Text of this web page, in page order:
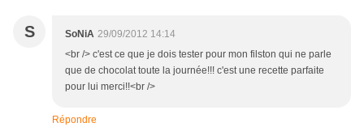
S SoNiA 29/09/2012 14:14
<br /> c'est ce que je dois tester pour mon filston qui ne parle
que de chocolat toute la journée!!! c'est une recette parfaite
pour lui merci!!<br />
Répondre